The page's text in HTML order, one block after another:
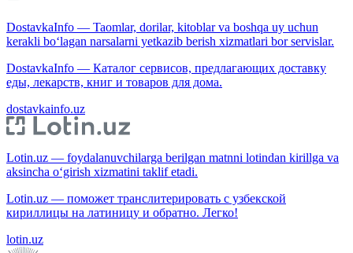
DostavkaInfo — Taomlar, dorilar, kitoblar va boshqa uy uchun
kerakli bo‘lagan narsalarni yetkazib berish xizmatlari bor servislar.
DostavkaInfo — Каталог сервисов, предлагающих доставку
еды, лекарств, книг и товаров для дома.
dostavkainfo.uz
Lotin.uz — foydalanuvchilarga berilgan matnni lotindan kirillga va
aksincha o‘girish xizmatini taklif etadi.
Lotin.uz — поможет транслитерировать с узбекской
кириллицы на латиницу и обратно. Легко!
lotin.uz